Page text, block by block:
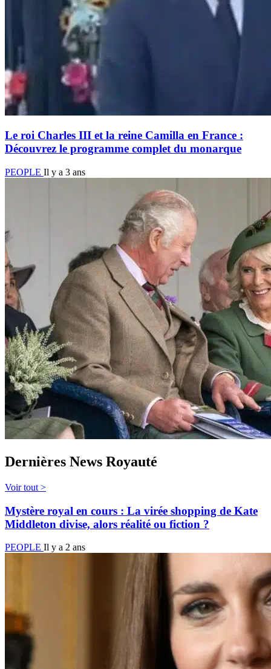
Le roi Charles III et la reine Camilla en France :
Découvrez le programme complet du monarque
PEOPLE Il y a 3 ans
Dernières News Royauté
Voir tout >
Mystère royal en cours : La virée shopping de Kate
Middleton divise, alors réalité ou fiction ?
PEOPLE Il y a 2 ans